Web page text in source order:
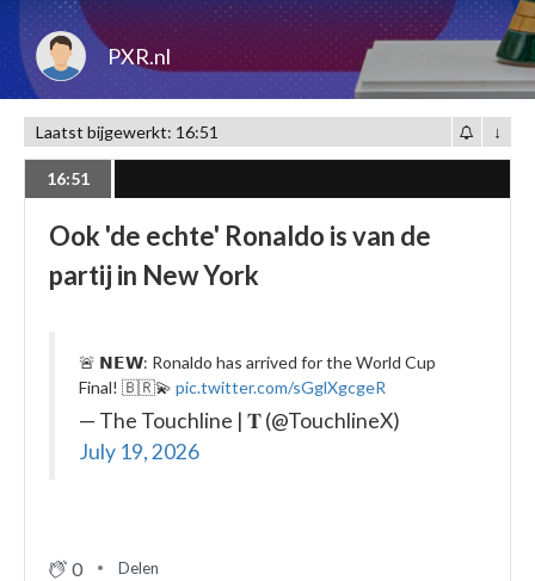
PXR.nl
Laatst bijgewerkt: 16:51 ↓
16:51
Ook 'de echte' Ronaldo is van de
partij in New York
🚨 𝗡𝗘𝗪: Ronaldo has arrived for the World Cup
Final! 🇧🇷💫 pic.twitter.com/sGglXgcgeR
— The Touchline | 𝐓 (@TouchlineX)
July 19, 2026
0 Delen